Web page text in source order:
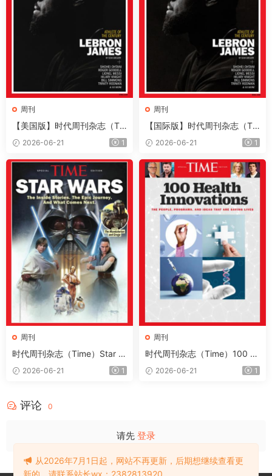
周刊
【美国版】时代周刊杂志（Ti
me）2026年6月22日
2026-06-21 1
周刊
【国际版】时代周刊杂志（Ti
me）2026年6月22日
2026-06-21 1
周刊
时代周刊杂志（Time）Star W
ars 2026
2026-06-21 1
周刊
时代周刊杂志（Time）100 H
ealth Innovations 2026
2026-06-21 1
评论 0
请先 登录
从2026年7月1日起，网站不再更新，后期想继续查看更
新的，请联系站长wx：2382813920